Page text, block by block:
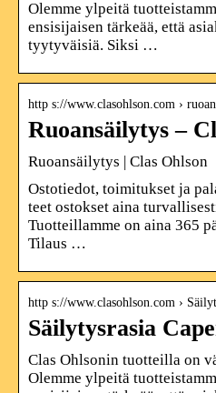
Olemme ylpeitä
ensisijaisen tärkeää, että
tyytyväisiä. Siksi …
http s://www.clasohlson.com ›
Ruoansäilytys –
Ruoansäilytys | Clas Ohlson
Ostotiedot, toimitukset ja
teet ostokset aina
Tuotteillamme on aina 365
Tilaus …
http s://www.clasohlson.com ›
Säilytysrasia
Clas Ohlsonin tuotteilla on
Olemme ylpeitä